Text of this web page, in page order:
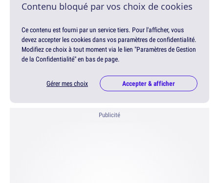
Contenu bloqué par vos choix de cookies
Ce contenu est fourni par un service tiers. Pour l'afficher, vous
devez accepter les cookies dans vos paramètres de confidentialité.
Modifiez ce choix à tout moment via le lien "Paramètres de Gestion
de la Confidentialité" en bas de page.
Gérer mes choix Accepter & afficher
Publicité